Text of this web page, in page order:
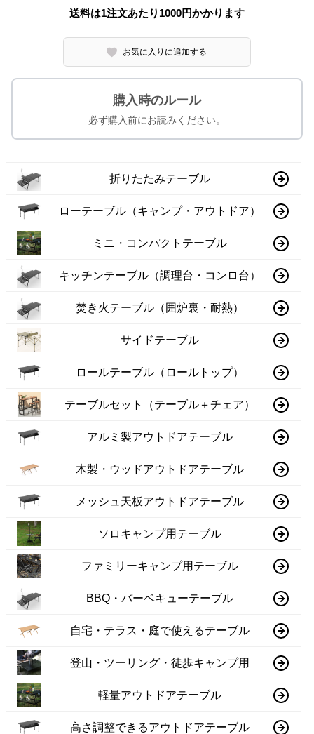
送料は1注文あたり 1000円かかります
お気に入りに追加する
購入時のルール
必ず購入前にお読みください。
折りたたみテーブル
ローテーブル（キャンプ・アウトドア）
ミニ・コンパクトテーブル
キッチンテーブル（調理台・コンロ台）
焚き火テーブル（囲炉裏・耐熱）
サイドテーブル
ロールテーブル（ロールトップ）
テーブルセット（テーブル＋チェア）
アルミ製アウトドアテーブル
木製・ウッドアウトドアテーブル
メッシュ天板アウトドアテーブル
ソロキャンプ用テーブル
ファミリーキャンプ用テーブル
BBQ・バーベキューテーブル
自宅・テラス・庭で使えるテーブル
登山・ツーリング・徒歩キャンプ用
軽量アウトドアテーブル
高さ調整できるアウトドアテーブル